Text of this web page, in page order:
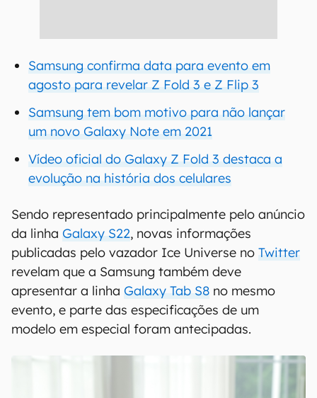
Samsung confirma data para evento em
agosto para revelar Z Fold 3 e Z Flip 3
Samsung tem bom motivo para não lançar
um novo Galaxy Note em 2021
Vídeo oficial do Galaxy Z Fold 3 destaca a
evolução na história dos celulares
Sendo representado principalmente pelo anúncio
da linha Galaxy S22, novas informações
publicadas pelo vazador Ice Universe no Twitter
revelam que a Samsung também deve
apresentar a linha Galaxy Tab S8 no mesmo
evento, e parte das especificações de um
modelo em especial foram antecipadas.